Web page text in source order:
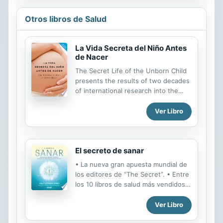
obra, ¡y todo va yendo de maravilla!
De hecho, la casa se ve tan
esperar a que esté completamente
terminada... Ven y únete a Bob el
constructor y sus amigos en
aventuras inolvidables, Scoop, Muck,
Dizzy, Rolly, Lofty, Wendy, Pilchard,
Bird, Travis y Spud están listos para
Otros libros de Salud
La Vida Secreta del Niño Antes
de Nacer
The Secret Life of the Unborn Child
presents the results of two decades
of international research into the
knowledge gives parents an
unparalleled opportunity to help their
contribute actively to giving their
child happiness and security.
Ver Libro
El secreto de sanar
• La nueva gran apuesta mundial de
los editores de “The Secret”. • Entre
los 10 libros de salud más vendidos
lanzamiento en Estados Unidos. •
Con la participación de grandes
Ver Libro